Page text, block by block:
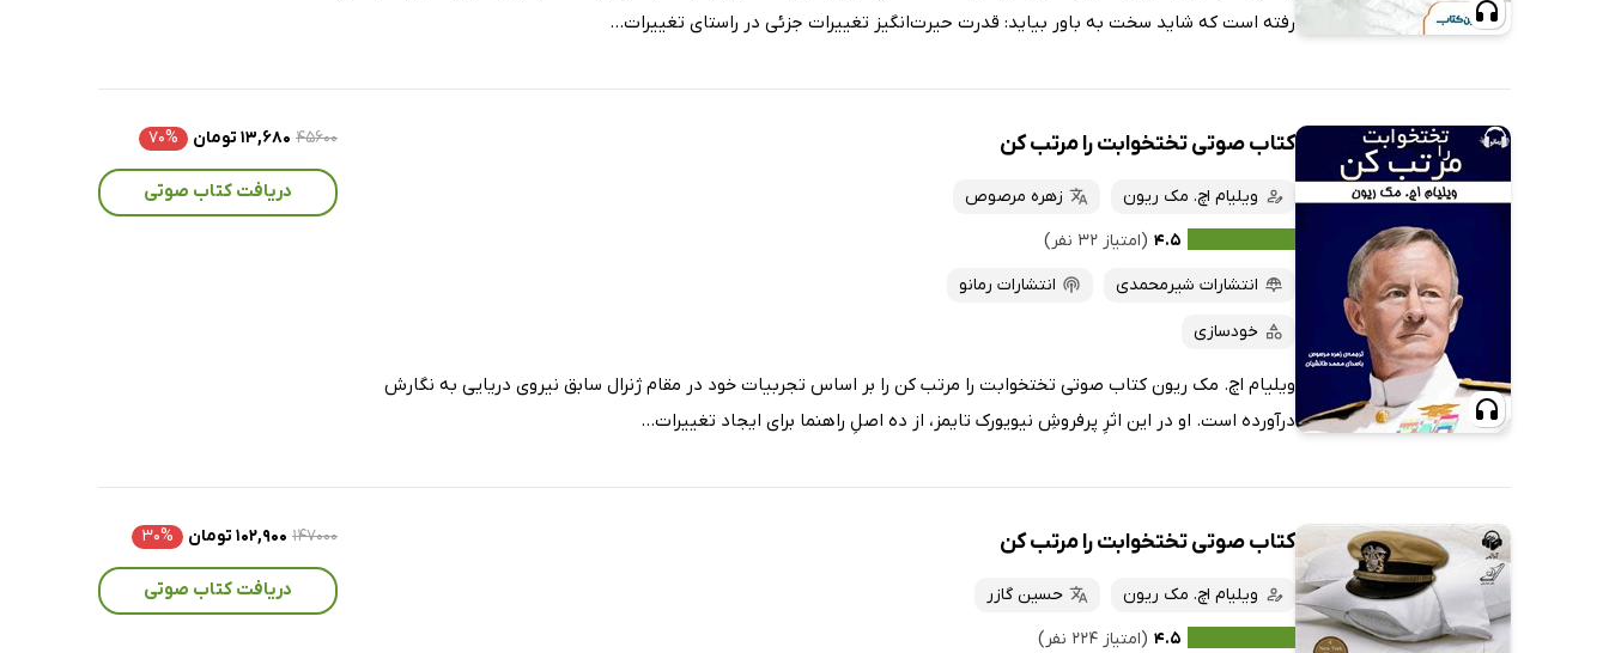
رفته است که شاید سخت به باور بیاید: قدرت حیرت‌انگیز تغییرات جزئی در راستای تغییرات...
کتاب صوتی تختخوابت را مرتب کن
ویلیام اچ. مک ریون
زهره مرصوص
۴.۵ (امتیاز ۳۲ نفر)
انتشارات شیرمحمدی
انتشارات رمانو
خودسازی
ویلیام اچ. مک ریون کتاب صوتی تختخوابت را مرتب کن را بر اساس تجربیات خود در مقام ژنرال سابق نیروی دریایی به نگارش
درآورده است. او در این اثرِ پرفروشِ نیویورک تایمز، از ده اصلِ راهنما برای ایجاد تغییرات...
۴۵۶۰۰ ۱۳,۶۸۰ تومان ۷۰%
دریافت کتاب صوتی
کتاب صوتی تختخوابت را مرتب کن
ویلیام اچ. مک ریون
حسین گازر
۴.۵ (امتیاز ۲۲۴ نفر)
۱۴۷۰۰۰ ۱۰۲,۹۰۰ تومان ۳۰%
دریافت کتاب صوتی